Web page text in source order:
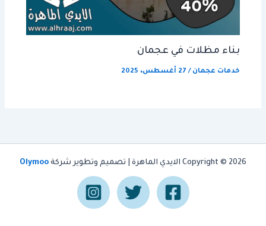
بناء مظلات في عجمان
خدمات عجمان / 27 أغسطس، 2025
Copyright © 2026 الايدي الماهرة | تصميم وتطوير شركة Olymoo